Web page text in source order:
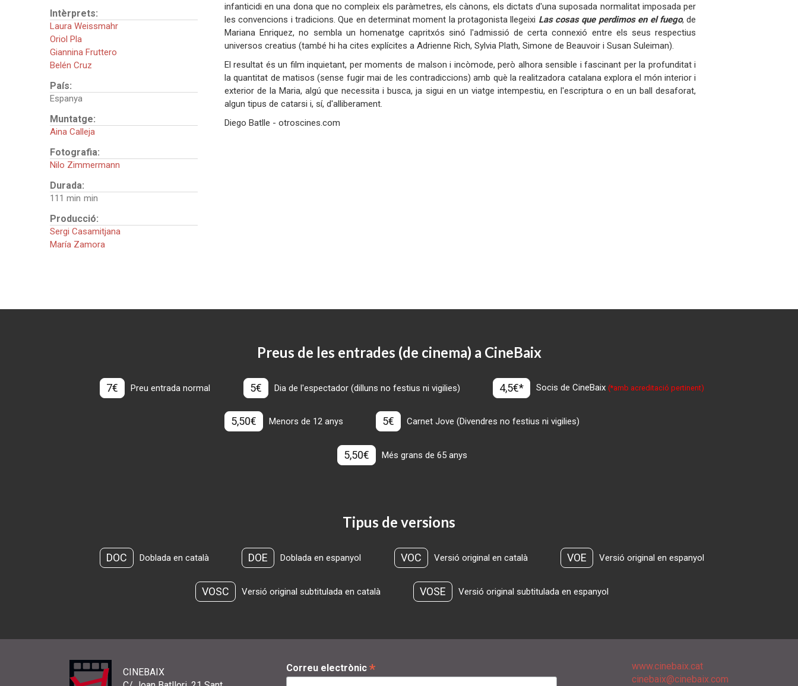
Intèrprets:
Laura Weissmahr
Oriol Pla
Giannina Fruttero
Belén Cruz
País:
Espanya
Muntatge:
Aina Calleja
Fotografia:
Nilo Zimmermann
Durada:
111 min
Producció:
Sergi Casamitjana
María Zamora
infanticidi en una dona que no compleix els paràmetres, els cànons, els dictats d'una suposada normalitat imposada per
les convencions i tradicions. Que en determinat moment la protagonista llegeixi Las cosas que perdimos en el fuego, de
Mariana Enriquez, no sembla un homenatge capritxós sinó l'admissió de certa connexió entre els seus respectius
universos creatius (també hi ha cites explícites a Adrienne Rich, Sylvia Plath, Simone de Beauvoir i Susan Suleiman).
El resultat és un film inquietant, per moments de malson i incòmode, però alhora sensible i fascinant per la profunditat i
la quantitat de matisos (sense fugir mai de les contradiccions) amb què la realitzadora catalana explora el món interior i
exterior de la Maria, algú que necessita i busca, ja sigui en un viatge intempestiu, en l'escriptura o en un ball desaforat,
algun tipus de catarsi i, sí, d'alliberament.
Diego Batlle - otroscines.com
Preus de les entrades (de cinema) a CineBaix
7€ Preu entrada normal 5€ Dia de l'espectador (dilluns no festius ni vigilies) 4,5€* Socis de CineBaix(*amb acreditació pertinent)
5,50€ Menors de 12 anys 5€ Carnet Jove (Divendres no festius ni vigilies)
5,50€ Més grans de 65 anys
Tipus de versions
DOC Doblada en català DOE Doblada en espanyol VOC Versió original en català VOE Versió original en espanyol
VOSC Versió original subtitulada en català VOSE Versió original subtitulada en espanyol
CINEBAIX
Correu electrònic *
www.cinebaix.cat
cinebaix@cinebaix.com